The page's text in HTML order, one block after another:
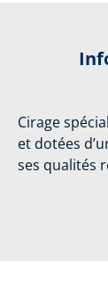
Cirage
et dotées
ses qualités